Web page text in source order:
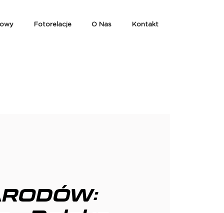
Fotorelacje O Nas Kontakt